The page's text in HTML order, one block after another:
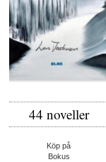
44 noveller
Köp på
Bokus